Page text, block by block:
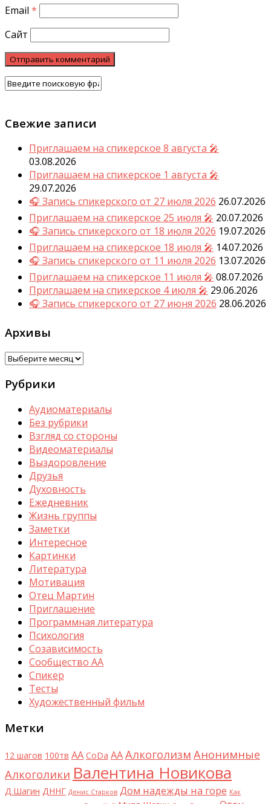
Email *
Сайт
Свежие записи
Приглашаем на спикерское 8 августа 🎤
03.08.2026
Приглашаем на спикерское 1 августа 🎤
29.07.2026
🎧 Запись спикерского от 27 июля 2026 26.07.2026
Приглашаем на спикерское 25 июля 🎤 20.07.2026
🎧 Запись спикерского от 18 июля 2026 19.07.2026
Приглашаем на спикерское 18 июля 🎤 14.07.2026
🎧 Запись спикерского от 11 июля 2026 13.07.2026
Приглашаем на спикерское 11 июля 🎤 08.07.2026
Приглашаем на спикерское 4 июля 🎤 29.06.2026
🎧 Запись спикерского от 27 июня 2026 28.06.2026
Архивы
Архивы
Рубрики
Аудиоматериалы
Без рубрики
Взгляд со стороны
Видеоматериалы
Выздоровление
Друзья
Духовность
Ежедневник
Жизнь группы
Заметки
Интересное
Картинки
Литература
Мотивация
Отец Мартин
Приглашение
Программная литература
Психология
Созависимость
Сообщество АА
Спикер
Тесты
Художественный фильм
Метки
12 шагов 100тв AA CoDa АААлкоголизм Анонимные
Алкоголики Валентина Новикова
Д.Шагин ДННГ Денис Старков Дом надежды на горе Как